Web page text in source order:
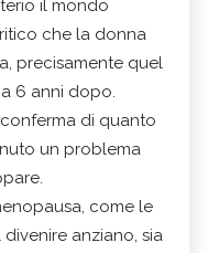
il mondo
che la donna
precisamente quel
6 anni dopo.
di quanto
un problema
come le
anziano, sia